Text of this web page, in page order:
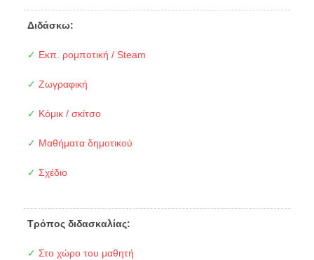
Διδάσκω:
✓ Εκπ. ρομποτική / Steam
✓ Ζωγραφική
✓ Κόμικ / σκίτσο
✓ Μαθήματα δημοτικού
✓ Σχέδιο
Τρόπος διδασκαλίας:
✓ Στο χώρο του μαθητή